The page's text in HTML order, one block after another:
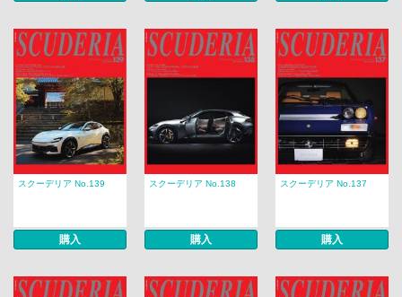
スクーデリア No.139
購入
スクーデリア No.138
購入
スクーデリア No.137
購入